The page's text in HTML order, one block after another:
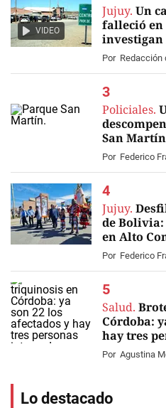
VIDEO
Jujuy. Un
falleció en
investigan
Por Redacción
Policiales.
San Martín
Por Federico
Jujuy.
de Bolivia:
en Alto
Por Federico
Salud.
Córdoba:
hay tres
Por Agustina
Lo destacado